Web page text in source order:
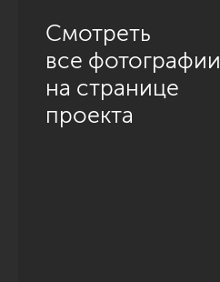
Смотреть
все фотографии
на странице
проекта